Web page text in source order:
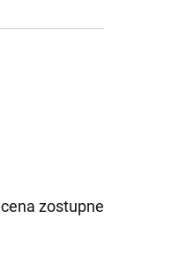
cena zostupne